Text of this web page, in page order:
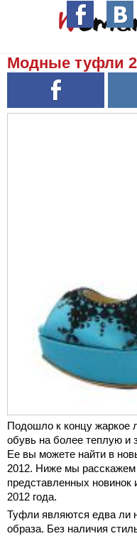
Модные туфли
Подошло к концу жаркое
обувь на более теплую
Ее вы можете найти в
2012. Ниже мы
представленных
2012 года.
Туфли являются едва ли
образа. Без наличия